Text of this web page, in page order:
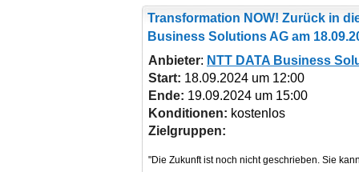
Transformation NOW! Zurück in
Business Solutions AG am
Anbieter: NTT DATA Business
Start: 18.09.2024 um 12:00
Ende: 19.09.2024 um 15:00
Konditionen: kostenlos
Zielgruppen: